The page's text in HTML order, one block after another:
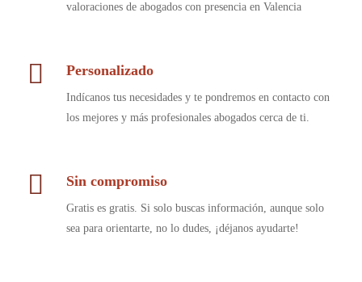
valoraciones de abogados con presencia en Valencia
Personalizado
Indícanos tus necesidades y te pondremos en contacto con
los mejores y más profesionales abogados cerca de ti.
Sin compromiso
Gratis es gratis. Si solo buscas información, aunque solo
sea para orientarte, no lo dudes, ¡déjanos ayudarte!